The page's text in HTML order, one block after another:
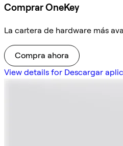
Comprar OneKey
La cartera de hardware más
Compra ahora
View details for Descargar